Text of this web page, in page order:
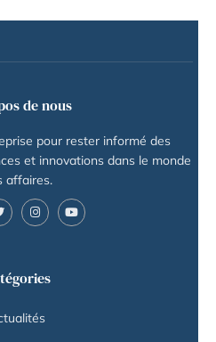
de nous
pour rester informé des
et innovations dans le monde
affaires.